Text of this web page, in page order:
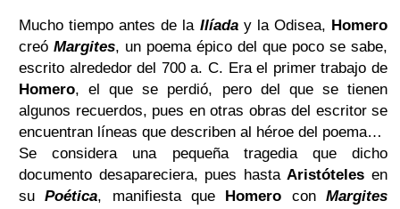
Mucho tiempo antes de la Ilíaday la Odisea, Homero
creó Margites, un poema épico del que poco se sabe,
escrito alrededor del 700 a. C. Era el primer trabajo de
Homero, el que se perdió, pero del que se tienen
algunos recuerdos, pues en otras obras del escritor se
encuentran líneas que describen al héroe del poema…
Se considera una pequeña tragedia que dicho
documento desapareciera, pues hastaAristóteles en
su Poética, manifiesta que Homero conMargites